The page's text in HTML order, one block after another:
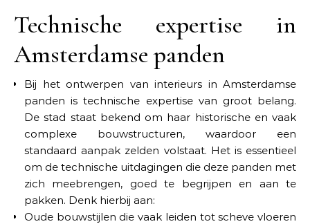
Technische expertise in
Amsterdamse panden
Bij het ontwerpen van interieurs in Amsterdamse
panden is technische expertise van groot belang.
De stad staat bekend om haar historische en vaak
complexe bouwstructuren, waardoor een
standaard aanpak zelden volstaat. Het is essentieel
om de technische uitdagingen die deze panden met
zich meebrengen, goed te begrijpen en aan te
pakken. Denk hierbij aan:
Oude bouwstijlen die vaak leiden tot scheve vloeren